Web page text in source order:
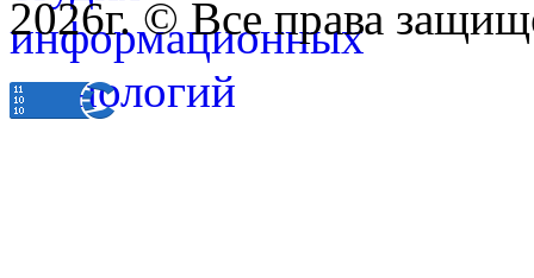
2026г. © Все права